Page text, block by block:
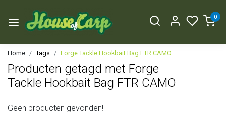
0
Home Tags Forge Tackle Hookbait Bag FTR CAMO
Producten getagd met Forge
Tackle Hookbait Bag FTR CAMO
Geen producten gevonden!